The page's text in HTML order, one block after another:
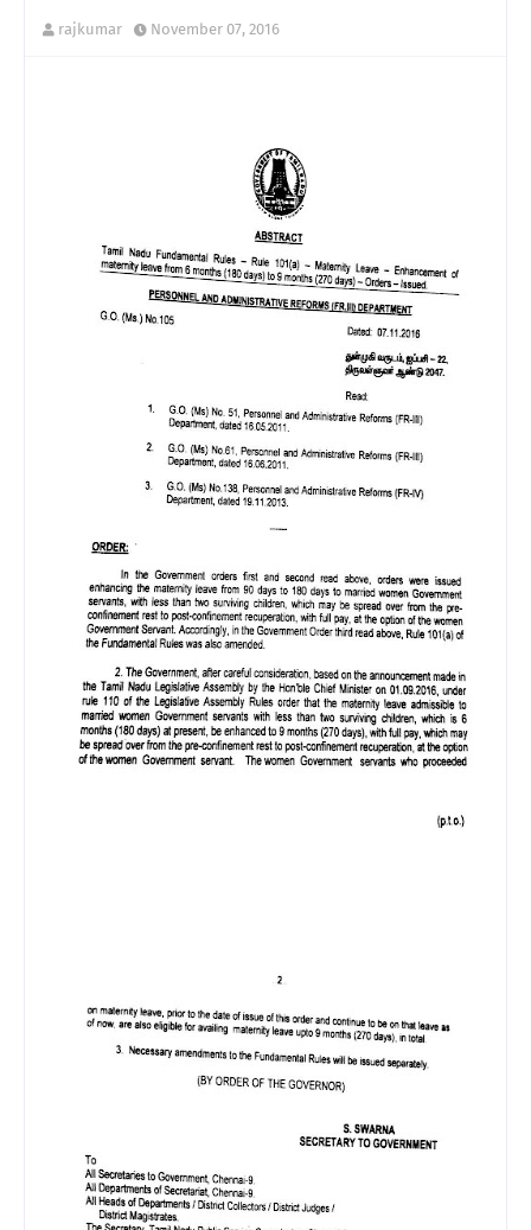
rajkumar November 07, 2016